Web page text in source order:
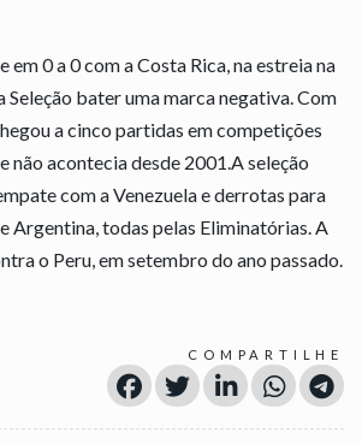
0 a 0 com a Costa Rica, na estreia na
Seleção bater uma marca negativa. Com
a cinco partidas em competições
não acontecia desde 2001.A seleção
com a Venezuela e derrotas para
Argentina, todas pelas Eliminatórias. A
o Peru, em setembro do ano passado.
COMPARTILHE